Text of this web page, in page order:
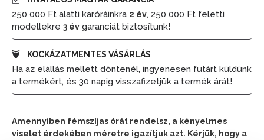
250 000 Ft alatti karóráinkra 2 év, 250 000 Ft feletti
modellekre 3 év garanciát biztosítunk!
KOCKÁZATMENTES VÁSÁRLÁS
Ha az elállás mellett döntenél, ingyenesen futárt küldünk
a termékért, és 30 napig visszafizetjük a termék árát!
Amennyiben fémszíjas órát rendelsz, a kényelmes
viselet érdekében méretre igazítjuk azt. Kérjük, hogy a